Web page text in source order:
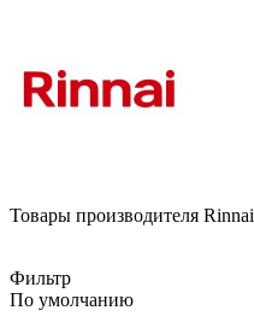
Товары производителя Rinnai
Фильтр
По умолчанию